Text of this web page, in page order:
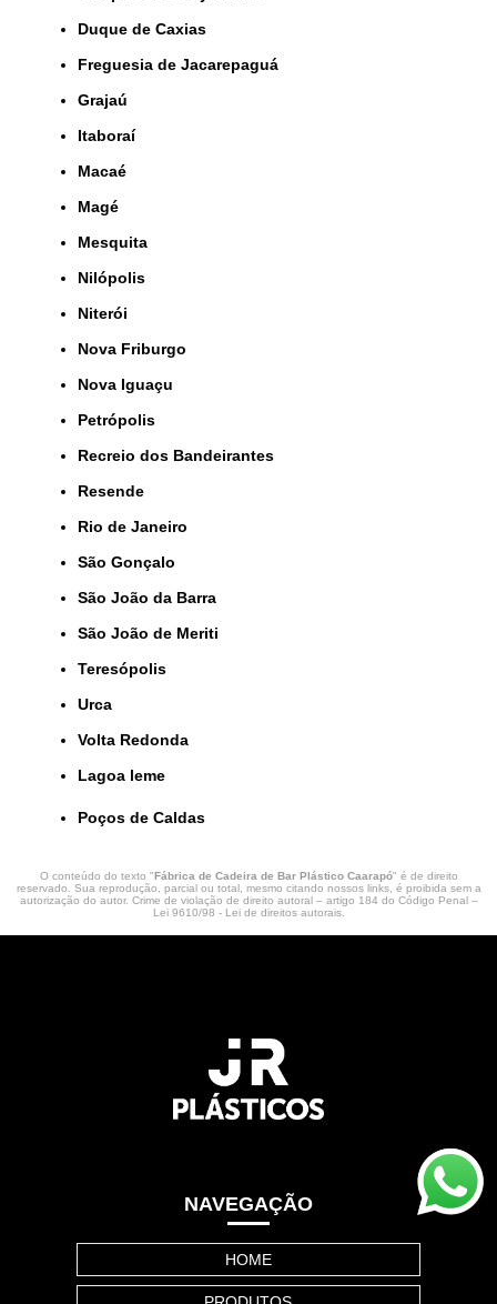
Duque de Caxias
Freguesia de Jacarepaguá
Grajaú
Itaboraí
Macaé
Magé
Mesquita
Nilópolis
Niterói
Nova Friburgo
Nova Iguaçu
Petrópolis
Recreio dos Bandeirantes
Resende
Rio de Janeiro
São Gonçalo
São João da Barra
São João de Meriti
Teresópolis
Urca
Volta Redonda
lagoa leme
Poços de Caldas
O conteúdo do texto "Fábrica de Cadeira de Bar Plástico Caarapó" é de direito
reservado. Sua reprodução, parcial ou total, mesmo citando nossos links, é proibida sem a
autorização do autor. Crime de violação de direito autoral – artigo 184 do Código Penal –
Lei 9610/98 - Lei de direitos autorais.
NAVEGAÇÃO
HOME